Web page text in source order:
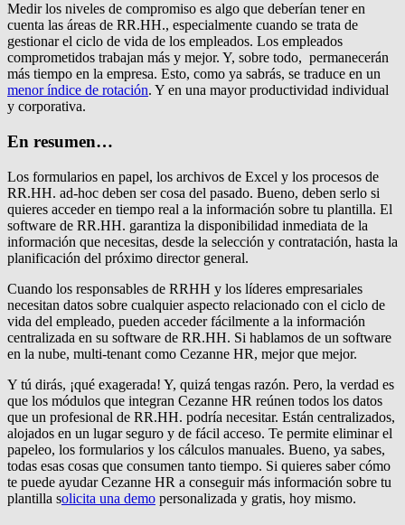
Medir los niveles de compromiso es algo que deberían tener en
cuenta las áreas de RR.HH., especialmente cuando se trata de
gestionar el ciclo de vida de los empleados. Los empleados
comprometidos trabajan más y mejor. Y, sobre todo, permanecerán
más tiempo en la empresa. Esto, como ya sabrás, se traduce en un
menor índice de rotación. Y en una mayor productividad individual
y corporativa.
En resumen…
Los formularios en papel, los archivos de Excel y los procesos de
RR.HH. ad-hoc deben ser cosa del pasado. Bueno, deben serlo si
quieres acceder en tiempo real a la información sobre tu plantilla. El
software de RR.HH. garantiza la disponibilidad inmediata de la
información que necesitas, desde la selección y contratación, hasta la
planificación del próximo director general.
Cuando los responsables de RRHH y los líderes empresariales
necesitan datos sobre cualquier aspecto relacionado con el ciclo de
vida del empleado, pueden acceder fácilmente a la información
centralizada en su software de RR.HH. Si hablamos de un software
en la nube, multi-tenant como Cezanne HR, mejor que mejor.
Y tú dirás, ¡qué exagerada! Y, quizá tengas razón. Pero, la verdad es
que los módulos que integran Cezanne HR reúnen todos los datos
que un profesional de RR.HH. podría necesitar. Están centralizados,
alojados en un lugar seguro y de fácil acceso. Te permite eliminar el
papeleo, los formularios y los cálculos manuales. Bueno, ya sabes,
todas esas cosas que consumen tanto tiempo. Si quieres saber cómo
te puede ayudar Cezanne HR a conseguir más información sobre tu
plantilla solicita una demo personalizada y gratis, hoy mismo.